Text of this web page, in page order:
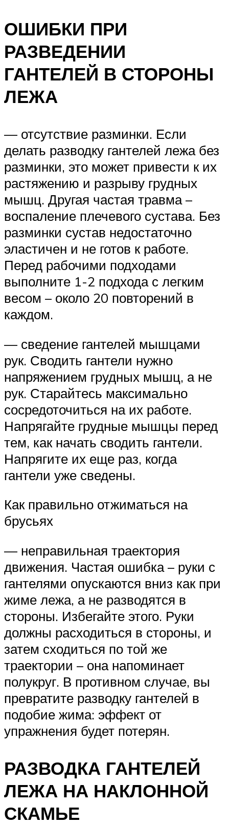
ОШИБКИ ПРИ
РАЗВЕДЕНИИ
ГАНТЕЛЕЙ В СТОРОНЫ
ЛЕЖА
— отсутствие разминки. Если
делать разводку гантелей лежа без
разминки, это может привести к их
растяжению и разрыву грудных
мышц. Другая частая травма –
воспаление плечевого сустава. Без
разминки сустав недостаточно
эластичен и не готов к работе.
Перед рабочими подходами
выполните 1-2 подхода с легким
весом – около 20 повторений в
каждом.
— сведение гантелей мышцами
рук. Сводить гантели нужно
напряжением грудных мышц, а не
рук. Старайтесь максимально
сосредоточиться на их работе.
Напрягайте грудные мышцы перед
тем, как начать сводить гантели.
Напрягите их еще раз, когда
гантели уже сведены.
Как правильно отжиматься на
брусьях
— неправильная траектория
движения. Частая ошибка – руки с
гантелями опускаются вниз как при
жиме лежа, а не разводятся в
стороны. Избегайте этого. Руки
должны расходиться в стороны, и
затем сходиться по той же
траектории – она напоминает
полукруг. В противном случае, вы
превратите разводку гантелей в
подобие жима: эффект от
упражнения будет потерян.
РАЗВОДКА ГАНТЕЛЕЙ
ЛЕЖА НА НАКЛОННОЙ
СКАМЬЕ